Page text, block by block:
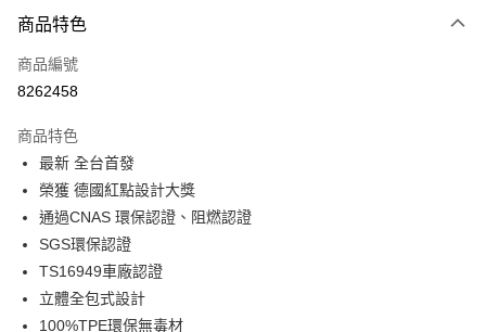
3 期 0 利率 每期
合作金庫商業銀行
上海商業儲蓄銀行
臺灣中小企業銀行
匯豐（台灣）商業銀行
聯邦商業銀行
元大商業銀行
玉山商業銀行
台灣樂天信用卡公司
LINE Pay
Apple Pay
街口支付
悠遊付
Google Pay
ATM付款
商品特色
商品編號
8262458
商品特色
最新 全台首發
榮獲 德國紅點設計大獎
通過CNAS 環保認證、阻燃認證
SGS環保認證
TS16949車廠認證
立體全包式設計
100%TPE環保無毒材